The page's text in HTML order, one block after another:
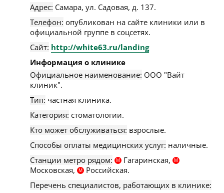
Адрес: Самара, ул. Садовая, д. 137.
Телефон: опубликован на сайте клиники или в
официальной группе в соцсетях.
Сайт: http://white63.ru/landing
Информация о клинике
Официальное наименование: ООО "Вайт
клиник".
Тип: частная клиника.
Категория: стоматологии.
Кто может обслуживаться: взрослые.
Способы оплаты медицинских услуг: наличные.
Станции метро рядом:
М Гагаринская, М
Московская, М
Российская.
Перечень специалистов, работающих в клинике: